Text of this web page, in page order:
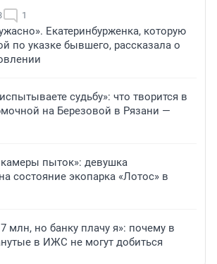
1
Екатеринбурженка, которую
по указке бывшего, рассказала о
судьбу»: что творится в
на Березовой в Рязани —
пыток»: девушка
состояние экопарка «Лотос» в
млн, но банку плачу я»: почему в
в ИЖС не могут добиться